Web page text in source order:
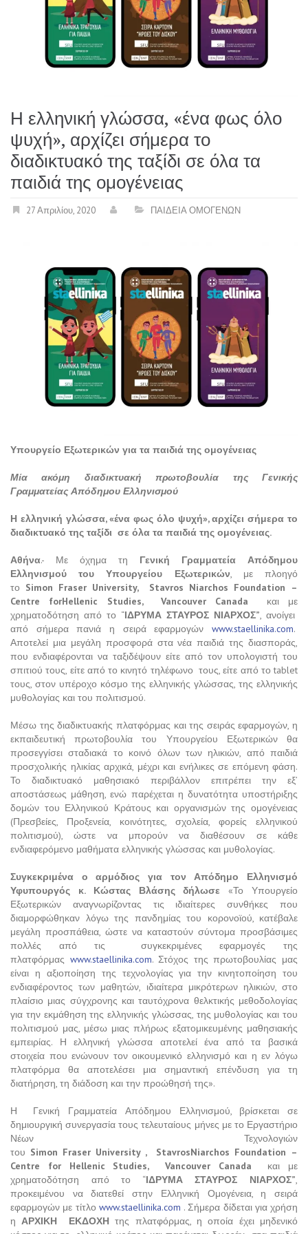
Η ελληνική γλώσσα, «ένα φως όλο
ψυχή», αρχίζει σήμερα το
διαδικτυακό της ταξίδι σε όλα τα
παιδιά της ομογένειας
27 Απριλίου, 2020 ΠΑΙΔΕΙΑ ΟΜΟΓΕΝΩΝ
Υπουργείο Εξωτερικών για τα παιδιά της ομογένειας
Μία ακόμη διαδικτυακή πρωτοβουλία της Γενικής
Γραμματείας Απόδημου Ελληνισμού
Η ελληνική γλώσσα, «ένα φως όλο ψυχή», αρχίζει σήμερα το
διαδικτυακό της ταξίδι σε όλα τα παιδιά της ομογένειας.
Αθήνα.- Με όχημα τη Γενική Γραμματεία Απόδημου
Ελληνισμού του Υπουργείου Εξωτερικών, με πλοηγό
το Simon Fraser University, Stavros Niarchos Foundation
–
Centre
forHellenic Studies, Vancouver Canada και με
χρηματοδότηση από το “ΙΔΡΥΜΑ ΣΤΑΥΡΟΣ ΝΙΑΡΧΟΣ”, ανοίγει
από σήμερα πανιά η σειρά εφαρμογών www.staellinika.com.
Αποτελεί μια μεγάλη προσφορά στα νέα παιδιά της διασποράς,
που ενδιαφέρονται να ταξιδέψουν είτε από τον υπολογιστή του
σπιτιού τους, είτε από το κινητό τηλέφωνο τους, είτε από το tablet
τους, στον υπέροχο κόσμο της ελληνικής γλώσσας, της ελληνικής
μυθολογίας και του πολιτισμού.
Μέσω της διαδικτυακής πλατφόρμας και της σειράς εφαρμογών, η
εκπαιδευτική πρωτοβουλία του Υπουργείου Εξωτερικών θα
προσεγγίσει σταδιακά το κοινό όλων των ηλικιών, από παιδιά
προσχολικής ηλικίας αρχικά, μέχρι και ενήλικες σε επόμενη φάση.
Το διαδικτυακό μαθησιακό περιβάλλον επιτρέπει την εξ’
αποστάσεως μάθηση, ενώ παρέχεται η δυνατότητα υποστήριξης
δομών του Ελληνικού Κράτους και οργανισμών της ομογένειας
(Πρεσβείες, Προξενεία, κοινότητες, σχολεία, φορείς ελληνικού
πολιτισμού), ώστε να μπορούν να διαθέσουν σε κάθε
ενδιαφερόμενο μαθήματα ελληνικής γλώσσας και μυθολογίας.
Συγκεκριμένα ο αρμόδιος για τον Απόδημο Ελληνισμό
Υφυπουργός κ. Κώστας Βλάσης δήλωσε «Το Υπουργείο
Εξωτερικών αναγνωρίζοντας τις ιδιαίτερες συνθήκες που
διαμορφώθηκαν λόγω της πανδημίας του κορονοϊού, κατέβαλε
μεγάλη προσπάθεια, ώστε να καταστούν σύντομα προσβάσιμες
πολλές από τις συγκεκριμένες εφαρμογές της
πλατφόρμας www.staellinika.com. Στόχος της πρωτοβουλίας μας
είναι η αξιοποίηση της τεχνολογίας για την κινητοποίηση του
ενδιαφέροντος των μαθητών, ιδιαίτερα μικρότερων ηλικιών, στο
πλαίσιο μιας σύγχρονης και ταυτόχρονα θελκτικής μεθοδολογίας
για την εκμάθηση της ελληνικής γλώσσας, της μυθολογίας και του
πολιτισμού μας, μέσω μιας πλήρως εξατομικευμένης μαθησιακής
εμπειρίας. Η ελληνική γλώσσα αποτελεί ένα από τα βασικά
στοιχεία που ενώνουν τον οικουμενικό ελληνισμό και η εν λόγω
πλατφόρμα θα αποτελέσει μια σημαντική επένδυση για τη
διατήρηση, τη διάδοση και την προώθησή της».
Η Γενική Γραμματεία Απόδημου Ελληνισμού, βρίσκεται σε
δημιουργική συνεργασία τους τελευταίους μήνες με το Εργαστήριο
Νέων Τεχνολογιών
του Simon Fraser University, StavrosNiarchos Foundation –
Centre
for Hellenic Studies, Vancouver Canada και με
χρηματοδότηση από το “ΙΔΡΥΜΑ ΣΤΑΥΡΟΣ ΝΙΑΡΧΟΣ”,
προκειμένου να διατεθεί στην Ελληνική Ομογένεια, η σειρά
εφαρμογών με τίτλο www.staellinika.com . Σήμερα δίδεται για χρήση
ηΑΡΧΙΚΗ ΕΚΔΟΧΗ της πλατφόρμας, η οποία έχει μηδενικό